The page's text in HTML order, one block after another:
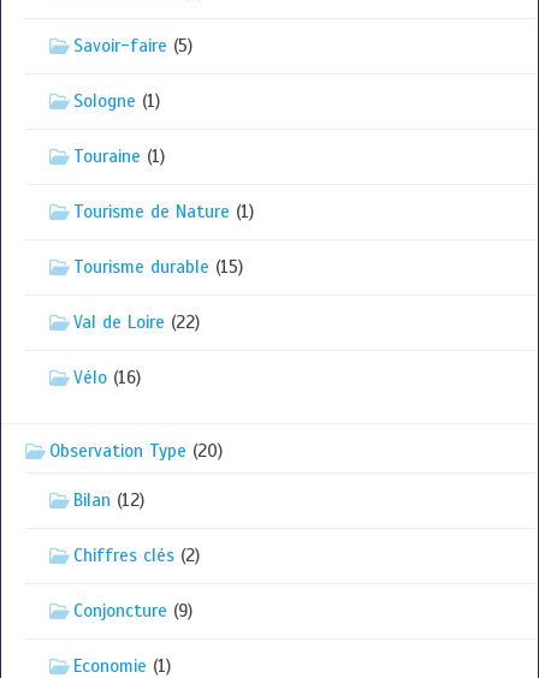
Savoir-faire (5)
Sologne (1)
Touraine (1)
Tourisme de Nature (1)
Tourisme durable (15)
Val de Loire (22)
Vélo (16)
Observation Type (20)
Bilan (12)
Chiffres clés (2)
Conjoncture (9)
Economie (1)